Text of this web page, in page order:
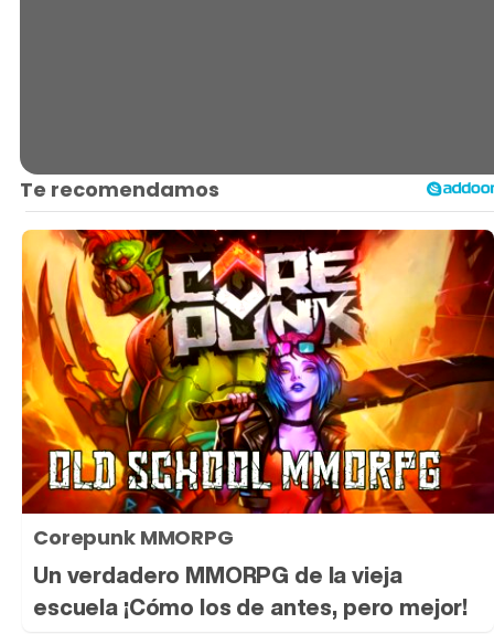
Corepunk MMORPG
Un verdadero MMORPG de la vieja
escuela ¡Cómo los de antes, pero mejor!